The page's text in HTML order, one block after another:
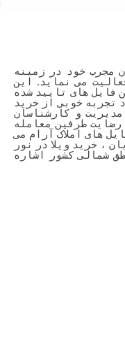
مجرب خود در زمینه
می نماید. این
فایل های تایید شده
تجربه خوبی از خرید
و کارشناسان
رضایت طرفین معامله
های املاک آرام می
، خرید ویلا در نور
شمالی کشور اشاره